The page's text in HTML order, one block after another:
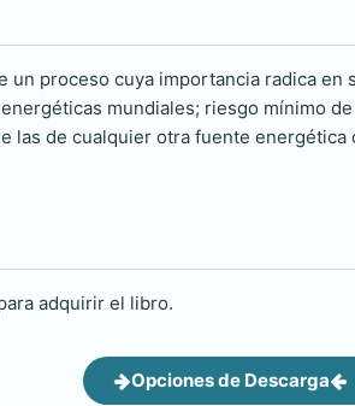
un proceso cuya importancia radica
mundiales; riesgo mínimo
las de cualquier otra fuente
adquirir el libro.
Opciones de Descarga